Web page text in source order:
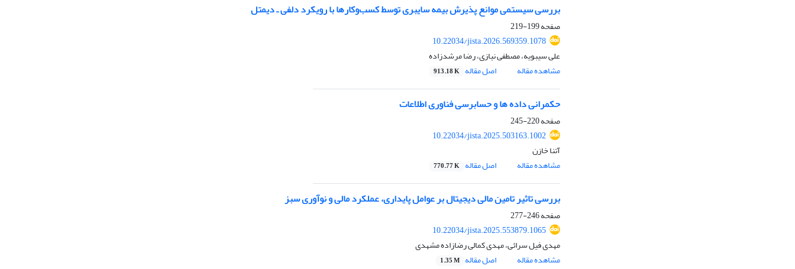
بررسی سیستمی موانع پذیرش بیمه سایبری توسط کسب‌و‌کارها با رویکرد دلفی ـ دیمتل
صفحه199-219
10.22034/jista.2026.569359.1078
علی سیبویه، مصطفی نیازی، رضا مرشدزاده
مشاهده مقاله
اصل مقاله 913.18 K
حکمرانی داده ها و حسابرسی فناوری اطلاعات
صفحه220-245
10.22034/jista.2025.503163.1002
آتنا خازن
مشاهده مقاله
اصل مقاله 770.77 K
بررسی تاثیر تامین مالی دیجیتال بر عوامل پایداری، عملکرد مالی و نوآوری سبز
صفحه246-277
10.22034/jista.2025.553879.1065
مهدی فیل سرائی، مهدی کمالی رضازاده مشهدی
مشاهده مقاله
اصل مقاله 1.35 M